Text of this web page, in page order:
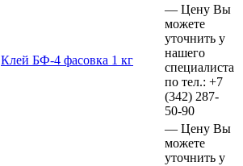
Клей БФ-4 фасовка 1 кг
— Цену Вы
можете
уточнить у
нашего
специалиста
по тел.: +7
(342) 287-
50-90
— Цену Вы
можете
уточнить у